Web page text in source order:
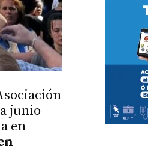
junio
en